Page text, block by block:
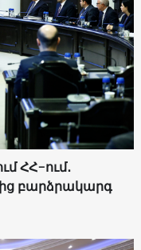
ՀՀ-ում․
բարձրակարգ